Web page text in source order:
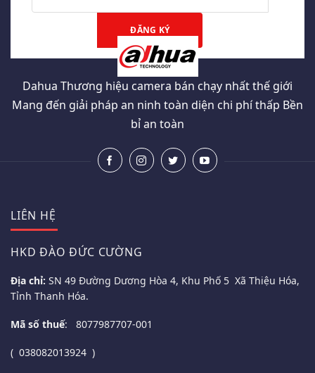
Dahua Thương hiệu camera bán chạy nhất thế giới
Mang đến giải pháp an ninh toàn diện chi phí thấp Bền
bỉ an toàn
LIÊN HỆ
HKD ĐÀO ĐỨC CƯỜNG
Địa chỉ: SN 49 Đường Dương Hòa 4, Khu Phố 5 Xã Thiệu Hóa,
Tỉnh Thanh Hóa.
Mã số thuế: 8077987707-001
( 038082013924 )